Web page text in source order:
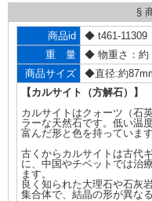
§
商品id
◆ t461-11309
重 量
◆ 物重さ：約
商品サイズ
◆直径:約
【カルサイト（方解石）】
カルサイトはクォーツ（石
ラーな天然石です。低い温
富んだ形と色を持っています
古くからカルサイトは古代
に、中国やチベットでは治
ます。
良く知られた大理石や石灰
集合体で、結晶の形が異な